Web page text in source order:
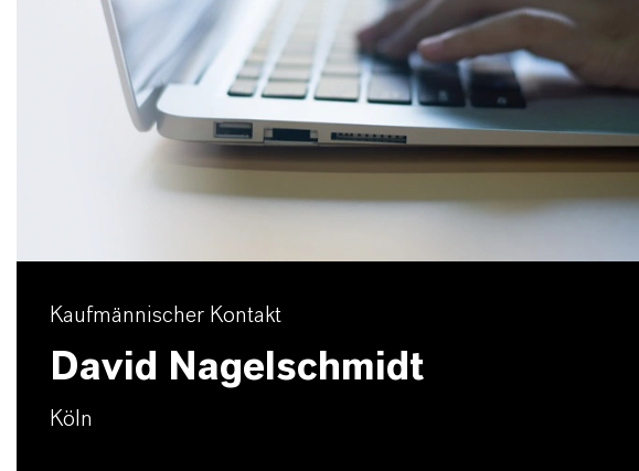
Kaufmännischer Kontakt
David Nagelschmidt
Köln